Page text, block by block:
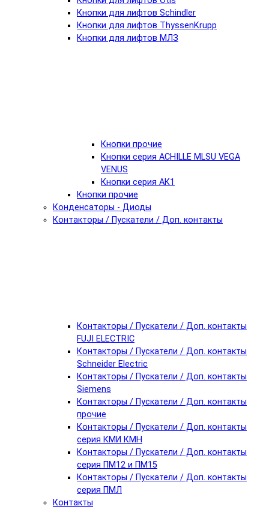
Кнопки для лифтов Schindler
Кнопки для лифтов ThyssenKrupp
Кнопки для лифтов МЛЗ
Кнопки прочие
Кнопки серия ACHILLE MLSU VEGA
VENUS
Кнопки серия АК1
Кнопки прочие
Конденсаторы - Диоды
Контакторы / Пускатели / Доп. контакты
Контакторы / Пускатели / Доп. контакты
FUJI ELECTRIC
Контакторы / Пускатели / Доп. контакты
Schneider Electric
Контакторы / Пускатели / Доп. контакты
Siemens
Контакторы / Пускатели / Доп. контакты
прочие
Контакторы / Пускатели / Доп. контакты
серия КМИ КМН
Контакторы / Пускатели / Доп. контакты
серия ПМ12 и ПМ15
Контакторы / Пускатели / Доп. контакты
серия ПМЛ
Контакты